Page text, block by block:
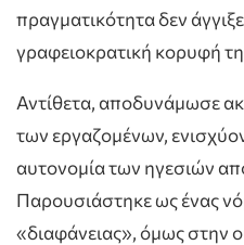
πραγματικότητα δεν
γραφειοκρατική κορυφή
Αντίθετα, αποδυνάμωσε
των εργαζομένων,
αυτονομία των ηγεσιών
Παρουσιάστηκε ως ένας
«διαφάνειας», όμως στην